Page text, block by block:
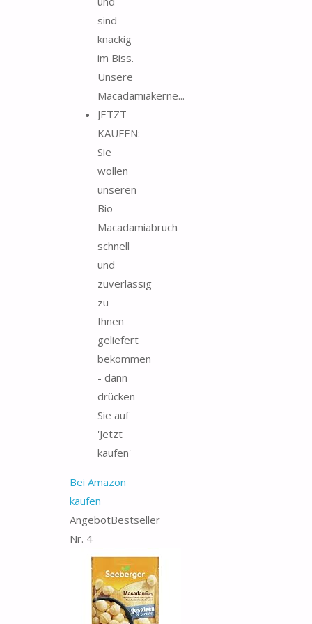
sind
knackig
im Biss.
Unsere
Macadamiakerne...
JETZT
KAUFEN:
Sie
wollen
unseren
Bio
Macadamiabruch
schnell
und
zuverlässig
zu
Ihnen
geliefert
bekommen
- dann
drücken
Sie auf
'Jetzt
kaufen'
Bei Amazon
kaufen
AngebotBestseller
Nr. 4